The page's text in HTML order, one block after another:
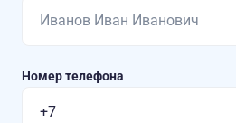
Номер телефона